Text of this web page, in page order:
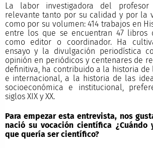
La labor investigadora del profesor
relevante tanto por su calidad y por la
como por su volumen: 414 trabajos en
entre los que se encuentran 47 libros
como editor o coordinador. Ha
ensayo y la divulgación periodística
opinión en periódicos y centenares de
definitiva, ha contribuido a la historia
e internacional, a la historia de las
socioeconómica e institucional,
siglos XIX y XX.
Para empezar esta entrevista, nos
nació su vocación científica
que quería ser científico?